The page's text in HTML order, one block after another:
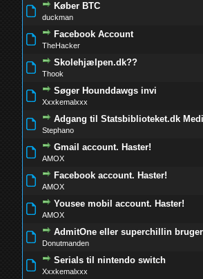
Køber BTC
duckman
0 Stemmer - 0 ud af 5 i gennemsnit
Facebook Account
TheHacker
0 Stemmer - 0 ud af 5 i gennemsnit
12
Skolehjælpen.dk??
Thook
0 Stemmer - 0 ud af 5 i gennemsnit
1 2
Søger Hounddawgs invi
Xxxkemalxxx
0 Stemmer - 0 ud af 5 i gennemsnit
12345
Adgang til Statsbiblioteket.dk
Stephano
0 Stemmer - 0 ud af 5 i gennemsnit
12345
Gmail account. Haster!
AMOX
0 Stemmer - 0 ud af 5 i gennemsnit
1234 5
Facebook account. Haster!
AMOX
0 Stemmer - 0 ud af 5 i gennemsnit
12 345
Yousee mobil account. Haster!
AMOX
0 Stemmer - 0 ud af 5 i gennemsnit
12345
AdmitOne eller superchillin
Donutmanden
0 Stemmer - 0 ud af 5 i gennemsnit
12345
Serials til nintendo switch
Xxxkemalxxx
0 Stemmer - 0 ud af 5 i gennemsnit
12 34 5